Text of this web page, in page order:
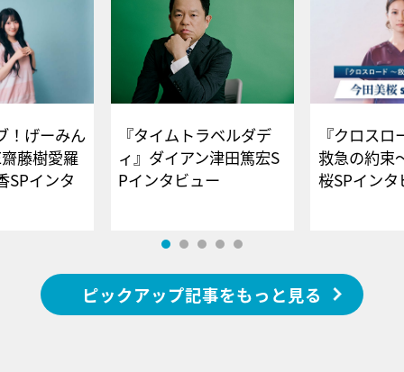
！げーみん
藤樹愛羅
SPインタ
『タイムトラベルダデ
ィ』ダイアン津田篤宏S
Pインタビュー
『クロス
救急の約束
桜SPイ
ピックアップ記事をもっと見る